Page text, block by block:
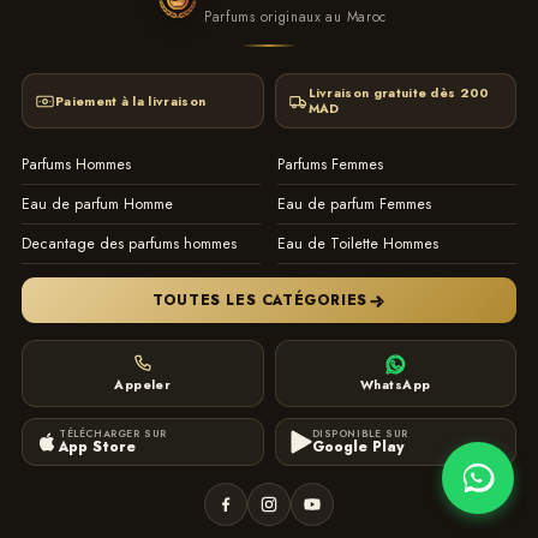
tracé. Son credo : aller toujours plus loin.Capable de surmonter tous
les challenges. Il ne prend jamais rien pour acquis et continue
obstinément de suivre le chemin qu’il s’est tracé. aller toujours plus
loin.Capable de surmonter tous les challenges. Il ne prend jamais
rien pour acquis et continue obstinément de suivre le chemin qu’il
s’est tracé.
Parfums originaux au Maroc
Paiement à la livraison
Livraison gratuite dès 200
MAD
Parfums Hommes
Parfums Femmes
Eau de parfum Homme
Eau de parfum Femmes
Decantage des parfums hommes
Eau de Toilette Hommes
TOUTES LES CATÉGORIES
Appeler WhatsApp
TÉLÉCHARGER SUR
App Store
DISPONIBLE SUR
Google Play